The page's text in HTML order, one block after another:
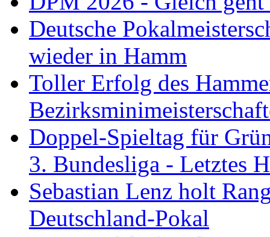
Deutsche
wieder in Hamm
Toller Erfolg des
Doppel-Spieltag für
3. Bundesliga - Letztes
Sebastian Lenz holt
Deutschland-Pokal